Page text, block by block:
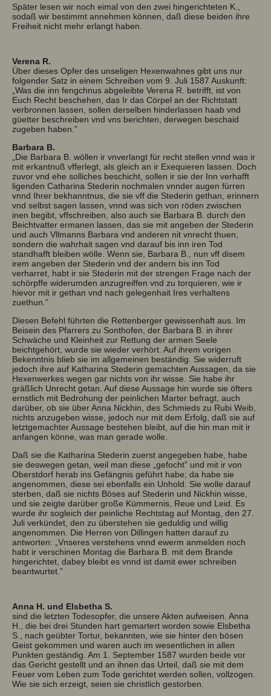
Später lesen wir noch eimal von den zwei hingerichteten K.,
sodaß wir bestimmt annehmen können, daß diese beiden ihre
Freiheit nicht mehr erlangt haben.
Verena R.
Über dieses Opfer des unseligen Hexenwahnes gibt uns nur
folgender Satz in einem Schreiben vom 9. Juli 1587 Auskunft:
„Was die inn fengchnus abgeleibte Verena R. betrifft, ist von
Euch Recht beschehen, das Ir das Cörpel an der Richtstatt
verbronnen lassen, sollen derselben hinderlassen haab vnd
güetter beschreiben vnd vns berichten, derwegen beschaid
zugeben haben.”
Barbara B.
„Die Barbara B. wöllen ir vnverlangt für recht stellen vnnd was ir
mit erkantnuß vfferlegt, als gleich an ir Exequieren lassen. Doch
zuvor vnd ehe solliches beschicht, sollen ir sie der Inn verhafft
ligenden Catharina Stederin nochmalen vnnder augen fürren
vnnd Ihrer bekhanntnus, die sie vff die Stederin gethan, erinnern
vnd selbst sagen lassen, vnnd was sich von röden zwischen
inen begibt, vffschreiben, also auch sie Barbara B. durch den
Beichtvatter ermanen lassen, das sie mit angeben der Stederin
und auch Vllmanns Barbara vnd anderen nit vnrecht thuen,
sondern die wahrhait sagen vnd darauf bis inn iren Tod
standhafft bleiben wölle. Wenn sie, Barbara B., nun vff disem
irem angeben der Stederin vnd der andern bis inn Tod
verharret, habt ir sie Stederin mit der strengen Frage nach der
schörpffe widerumden anzugreiffen vnd zu torquieren, wie ir
hievor mit ir gethan vnd nach gelegenhait Ires verhaltens
zuethun.”
Diesen Befehl führten die Rettenberger gewissenhaft aus. Im
Beisein des Pfarrers zu Sonthofen, der Barbara B. in ihrer
Schwäche und Kleinheit zur Rettung der armen Seele
beichtgehört, wurde sie wieder verhört. Auf ihrem vorigen
Bekenntnis blieb sie im allgemeinen beständig. Sie widerruft
jedoch ihre auf Katharina Stederin gemachten Aussagen, da sie
Hexenwerkes wegen gar nichts von ihr wisse. Sie habe ihr
gräßlich Unrecht getan. Auf diese Aussage hin wurde sie öfters
ernstlich mit Bedrohung der peinlichen Marter befragt, auch
darüber, ob sie über Anna Nickhin, des Schmieds zu Rubi Weib,
nichts anzugeben wisse, jedoch nur mit dem Erfolg, daß sie auf
letztgemachter Aussage bestehen bleibt, auf die hin man mit ir
anfangen könne, was man gerade wolle.
Daß sie die Katharina Stederin zuerst angegeben habe, habe
sie deswegen getan, weil man diese „gefocht” und mit ir von
Oberstdorf herab ins Gefängnis geführt habe; da habe sie
angenommen, diese sei ebenfalls ein Unhold. Sie wolle darauf
sterben, daß sie nichts Böses auf Stederin und Nickhin wisse,
und sie zeigte darüber große Kümmernis, Reue und Leid. Es
wurde ihr sogleich der peinliche Rechtstag auf Montag, den 27.
Juli verkündet, den zu überstehen sie geduldig und willig
angenommen. Die Herren von Dillingen hatten darauf zu
antworten: „Vnseres verstehens vnnd ewerm anmelden noch
habt ir verschinen Montag die Barbara B. mit dem Brande
hingerichtet, dabey bleibt es vnnd ist damit ewer schreiben
beantwurtet.”
Anna H. und Elsbetha S.
sind die letzten Todesopfer, die unsere Akten aufweisen. Anna
H., die bei drei Stunden hart gemartert worden sowie Elsbetha
S., nach geübter Tortur, bekannten, wie sie hinter den bösen
Geist gekommen und waren auch im wesentlichen in allen
Punkten geständig. Am 1. September 1587 wurden beide vor
das Gericht gestellt und an ihnen das Urteil, daß sie mit dem
Feuer vom Leben zum Tode gerichtet werden sollen, vollzogen.
Wie sie sich erzeigt, seien sie christlich gestorben.